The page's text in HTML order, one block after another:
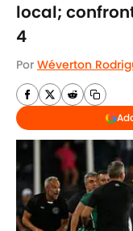
local;
4
Por Wéverton